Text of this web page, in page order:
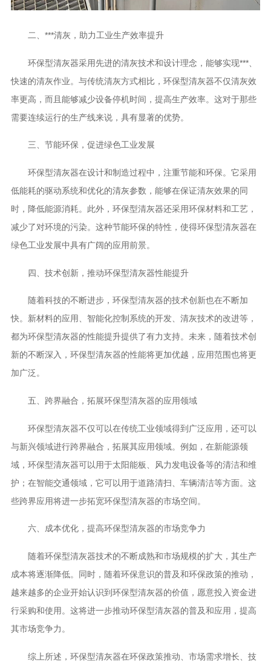
二、***清灰，助力工业生产效率提升
环保型清灰器采用先进的清灰技术和设计理念，能够实现***、
快速的清灰作业。与传统清灰方式相比，环保型清灰器不仅清灰效
率更高，而且能够减少设备停机时间，提高生产效率。这对于那些
需要连续运行的生产线来说，具有显著的优势。
三、节能环保，促进绿色工业发展
环保型清灰器在设计和制造过程中，注重节能和环保。它采用
低能耗的驱动系统和优化的清灰参数，能够在保证清灰效果的同
时，降低能源消耗。此外，环保型清灰器还采用环保材料和工艺，
减少了对环境的污染。这种节能环保的特性，使得环保型清灰器在
绿色工业发展中具有广阔的应用前景。
四、技术创新，推动环保型清灰器性能提升
随着科技的不断进步，环保型清灰器的技术创新也在不断加
快。新材料的应用、智能化控制系统的开发、清灰技术的改进等，
都为环保型清灰器的性能提升提供了有力支持。未来，随着技术创
新的不断深入，环保型清灰器的性能将更加优越，应用范围也将更
加广泛。
五、跨界融合，拓展环保型清灰器的应用领域
环保型清灰器不仅可以在传统工业领域得到广泛应用，还可以
与新兴领域进行跨界融合，拓展其应用领域。例如，在新能源领
域，环保型清灰器可以用于太阳能板、风力发电设备等的清洁和维
护；在智能交通领域，它可以用于道路清扫、车辆清洁等方面。这
些跨界应用将进一步拓宽环保型清灰器的市场空间。
六、成本优化，提高环保型清灰器的市场竞争力
随着环保型清灰器技术的不断成熟和市场规模的扩大，其生产
成本将逐渐降低。同时，随着环保意识的普及和环保政策的推动，
越来越多的企业开始认识到环保型清灰器的价值，愿意投入资金进
行采购和使用。这将进一步推动环保型清灰器的普及和应用，提高
其市场竞争力。
综上所述，环保型清灰器在环保政策推动、市场需求增长、技